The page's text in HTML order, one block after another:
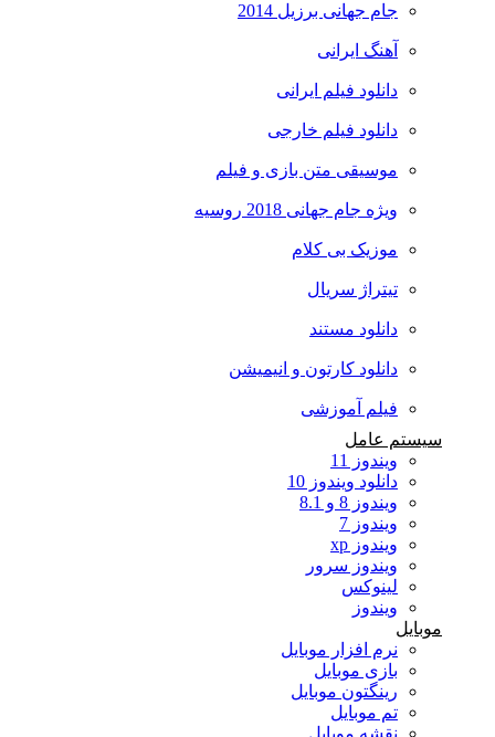
جام جهانی برزیل 2014
آهنگ ایرانی
دانلود فیلم ایرانی
دانلود فیلم خارجی
موسیقی متن بازی و فیلم
ویژه جام جهانی 2018 روسیه
موزیک بی کلام
تیتراژ سریال
دانلود مستند
دانلود کارتون و انیمیشن
فیلم آموزشی
سیستم عامل
ویندوز 11
دانلود ویندوز 10
ویندوز 8 و 8.1
ویندوز 7
ویندوز xp
ویندوز سرور
لینوکس
ویندوز
موبایل
نرم افزار موبایل
بازی موبایل
رینگتون موبایل
تم موبایل
نقشه موبایل